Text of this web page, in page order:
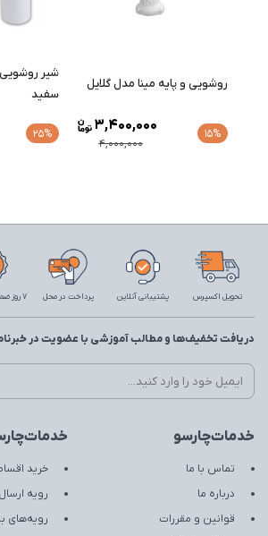
روشویی و پایه مینا مدل گلایل
15%
4,000,000
3,400,000
شیر
سفید
25%
تحویل اکسپرس پشتیبانی آنلاین پرداخت در محل 7 روز ضمانت بازگشت
خدمات‌چارسو
تماس با ما
درباره ما
قوانین و مقررات
خرید
رویه
رویه‌های
دریافت تخفیف‌ها و مطالب آموزشی با عضویت در